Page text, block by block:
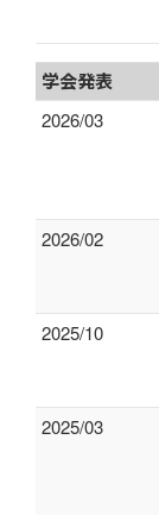
学会発表
2026/03
2026/02
2025/10
2025/03